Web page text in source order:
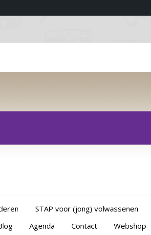
STAP voor (jong) volwassenen
Agenda Contact Webshop